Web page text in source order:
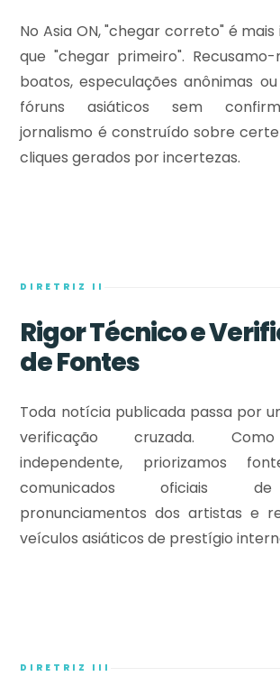
No Asia ON, "chegar correto" é
que "chegar primeiro".
boatos, especulações anônimas
fóruns asiáticos sem
jornalismo é construído sobre
cliques gerados por incertezas.
DIRETRIZ II
Rigor Técnico e
de Fontes
Toda notícia publicada passa por
verificação cruzada.
independente, priorizamos
comunicados oficiais
pronunciamentos dos artistas e
veículos asiáticos de prestígio
DIRETRIZ III